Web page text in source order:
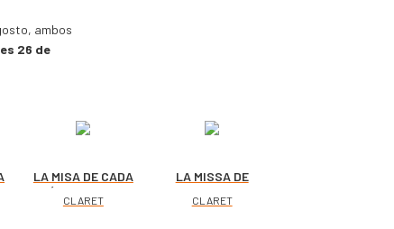
ambos
26 de
LA MISA DE CADA
DÍA. OCTUBRE
2026
CLARET
LA MISSA DE
OCTUBRE 2026
CLARET